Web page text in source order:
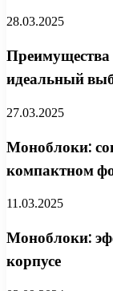
28.03.2025
Преимущества
идеальный
27.03.2025
Моноблоки:
компактном
11.03.2025
Моноблоки:
корпусе